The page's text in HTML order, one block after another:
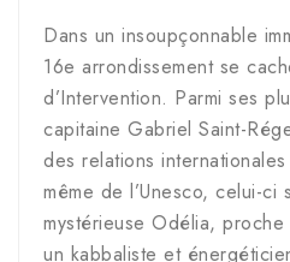
Dans un insoupçonnable
16e arrondissement se
d’Intervention. Parmi ses
capitaine Gabriel Saint-
des relations
même de l’Unesco, celui-
mystérieuse Odélia,
un kabbaliste et